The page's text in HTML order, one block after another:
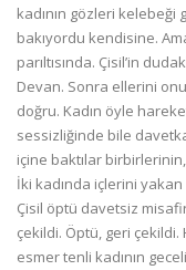
kadının gözleri
bakıyordu kendisine.
parıltısında. Çisil’in
Devan. Sonra ellerini
doğru. Kadın öyle
sessizliğinde bile
içine baktılar
İki kadında içlerini
Çisil öptü davetsiz
çekildi. Öptü, geri
esmer tenli kadının